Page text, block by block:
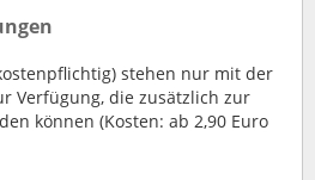
stehen nur mit der
Verfügung, die zusätzlich zur
können (Kosten: ab 2,90 Euro